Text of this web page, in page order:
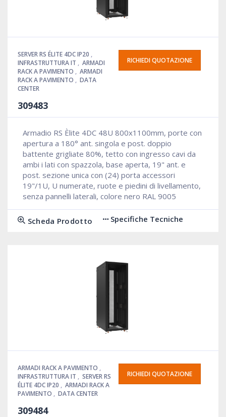
SERVER RS ÉLITE 4DC IP20 ,
INFRASTRUTTURA IT , ARMADI
RACK A PAVIMENTO , ARMADI
RACK A PAVIMENTO , DATA
CENTER
309483
RICHIEDI QUOTAZIONE
Armadio RS Èlite 4DC 48U 800x1100mm, porte con
apertura a 180° ant. singola e post. doppio
battente grigliate 80%, tetto con ingresso cavi da
ambi i lati con spazzola, base aperta, 19" ant. e
post. sezione unica con (24) porta accessori
19"/1U, U numerate, ruote e piedini di livellamento,
senza pannelli laterali, colore nero RAL 9005
Scheda Prodotto Specifiche Tecniche
ARMADI RACK A PAVIMENTO ,
INFRASTRUTTURA IT , SERVER RS
ÉLITE 4DC IP20 , ARMADI RACK A
PAVIMENTO , DATA CENTER
309484
RICHIEDI QUOTAZIONE